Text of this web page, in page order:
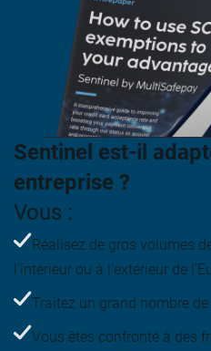
Sentinel est-il
entreprise ?
Vous :
Réalisez de gros volumes
l'intérieur ou à l'extérieur de
Traitez un grand nombre
Vous êtes confronté à des